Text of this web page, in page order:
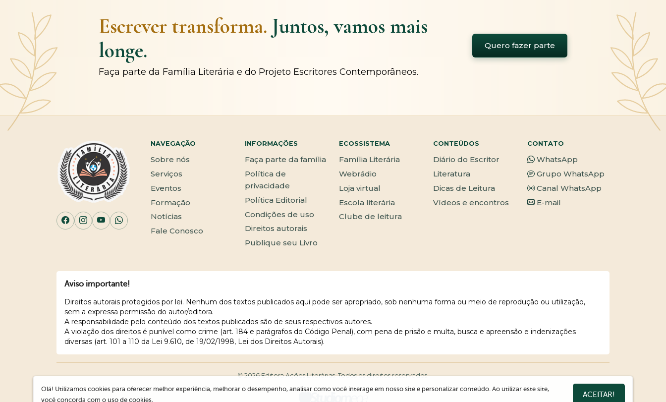
Escrever transforma. Juntos, vamos mais
longe.
Faça parte da Família Literária e do Projeto Escritores Contemporâneos.
Quero fazer parte
NAVEGAÇÃO
Sobre nós
Serviços
Eventos
Formação
Notícias
Fale Conosco
INFORMAÇÕES
Faça parte da família
Política de
privacidade
Política Editorial
Condições de uso
Direitos autorais
Publique seu Livro
ECOSSISTEMA
Família Literária
Webrádio
Loja virtual
Escola literária
Clube de leitura
CONTEÚDOS
Diário do Escritor
Literatura
Dicas de Leitura
Vídeos e encontros
CONTATO
WhatsApp
Grupo WhatsApp
Canal WhatsApp
E-mail
Aviso importante!
Direitos autorais protegidos por lei. Nenhum dos textos publicados aqui pode ser apropriado, sob nenhuma forma ou meio de reprodução ou utilização,
sem a expressa permissão do autor/editora.
A responsabilidade pelo conteúdo dos textos publicados são de seus respectivos autores.
A violação dos direitos é punível como crime (art. 184 e parágrafos do Código Penal), com pena de prisão e multa, busca e apreensão e indenizações
diversas (art. 101 a 110 da Lei 9.610, de 19/02/1998, Lei dos Direitos Autorais).
© 2026 Editora Ações Literárias. Todos os direitos reservados.
Olá! Utilizamos cookies para oferecer melhor experiência, melhorar o desempenho, analisar como você interage em nosso site e personalizar conteúdo. Ao utilizar este site,
você concorda com o uso de cookies.
ACEITAR!